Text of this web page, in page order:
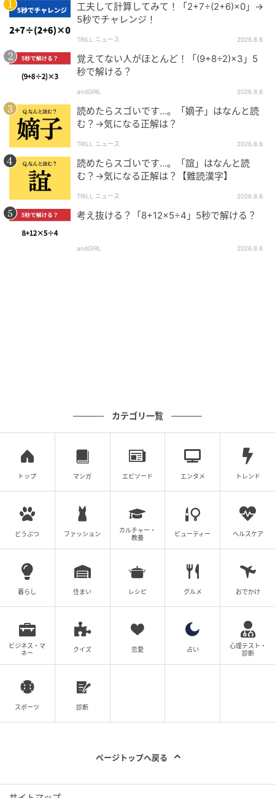
工夫して計算してみて！「2+7÷(2+6)×0」→
5秒でチャレンジ！
TRILL ニュース 2026.8.6
覚えてない人がほとんど！「(9+8÷2)×3」5
秒で解ける？
andGIRL 2026.8.6
読めたらスゴいです…。「嫡子」はなんと読
む？→気になる正解は？
TRILL ニュース 2026.8.6
読めたらスゴいです…。「誼」はなんと読
む？→気になる正解は？【難読漢字】
TRILL ニュース 2026.8.6
考え抜ける？「8+12×5÷4」5秒で解ける？
andGIRL 2026.8.6
カテゴリ一覧
トップ マンガ エピソード エンタメ トレンド
どうぶつ ファッション
カルチャー・
教養
ビューティー ヘルスケア
暮らし 住まい レシピ グルメ おでかけ
ビジネス・マ
ネー
クイズ 恋愛 占い
心理テスト・
診断
スポーツ 診断
ページトップへ戻る